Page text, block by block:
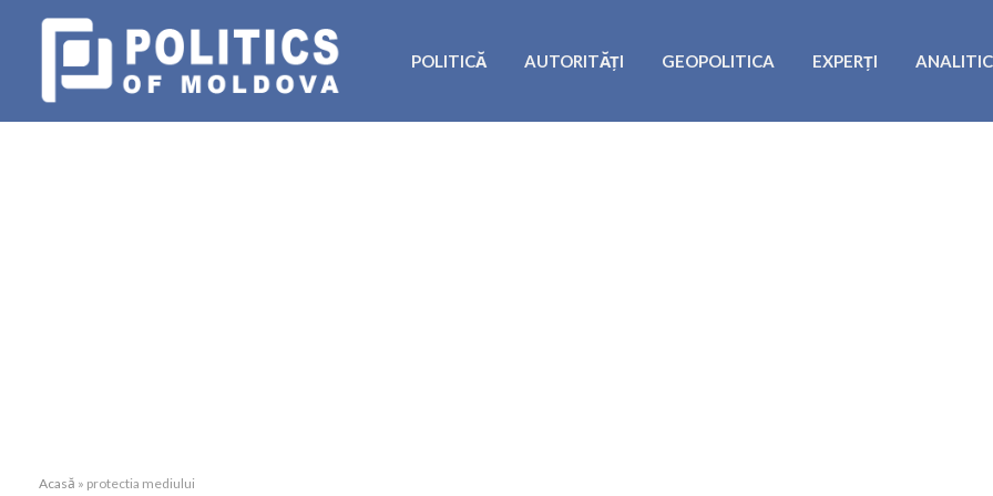
POLITICĂ AUTORITĂȚI GEOPOLITICA EXPERȚI
Acasă » protectia mediului